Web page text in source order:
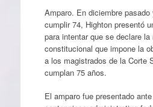
Amparo. En diciembre
cumplir 74, Highton presentó
para intentar que se declare
constitucional que impone la
a los magistrados de la Corte
cumplan 75 años.
El amparo fue presentado